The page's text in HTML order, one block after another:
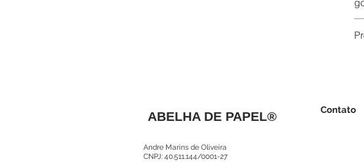
ABELHA DE PAPEL® Contato
Andre Marins de Oliveira
CNPJ: 40.511.144/0001-27